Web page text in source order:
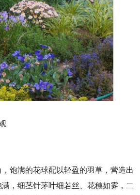
饱满的花球配以轻盈的羽草，营造出
，细茎针茅叶细若丝、花穗如雾，二